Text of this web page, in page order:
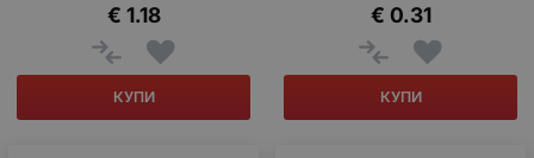
1.18
€
КУПИ
0.31
€
КУПИ